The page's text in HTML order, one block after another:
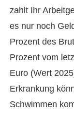
zahlt Ihr
es nur noch
Prozent des
Prozent vom
Euro (Wert
Erkrankung
Schwimmen